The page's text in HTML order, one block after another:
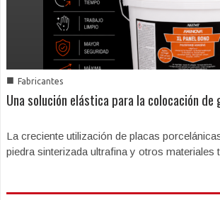
■ Fabricantes
Una solución elástica para la colocación
La creciente utilización de placas
piedra sinterizada ultrafina y otros materiales